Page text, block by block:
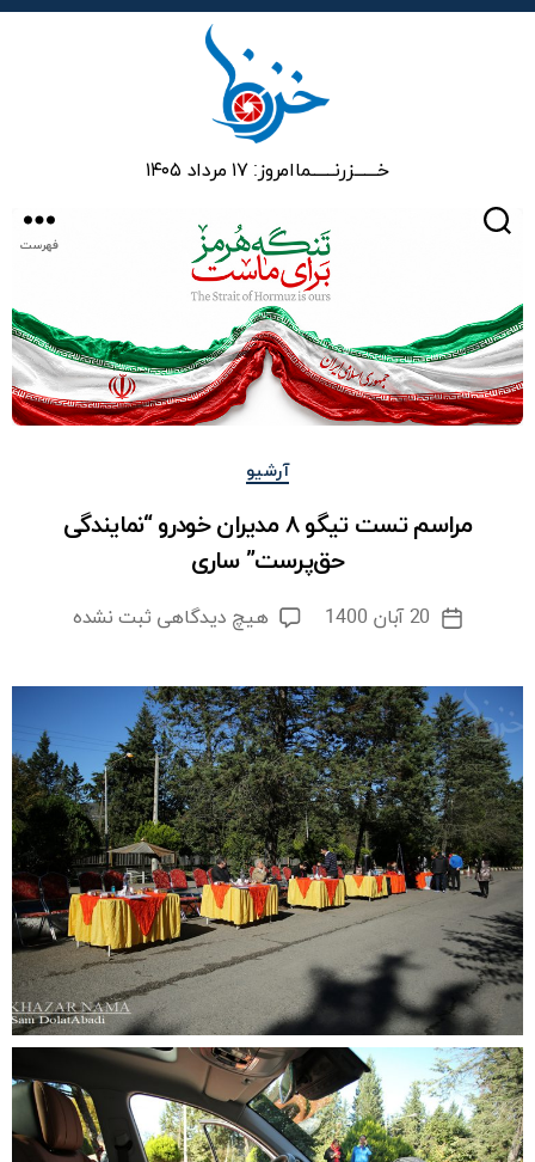
خـــــــزرنـــــــماامروز: ۱۷ مرداد ۱۴۰۵
فهرست
دسته‌هاآرشیو
مراسم تست تیگو ۸ مدیران خودرو “نمایندگی
حق‌پرست” ساری
تاریخ
20 آبان 1400 هیچ دیدگاهی برای
تیگو
۸
مدیران
خودرو
“نمایندگی
حق‌پرست”
ساری
ثبت نشده